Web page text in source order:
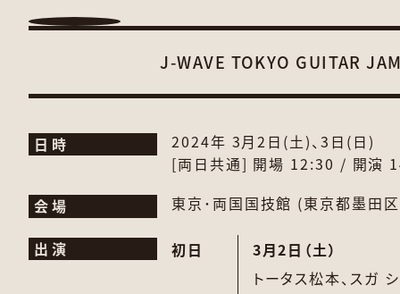
J-WAVE TOKYO GUITAR
日時
2024年 3月2日(土)、3日(日)
[両日共通] 開場 12:30 / 開演
会場
東京･両国国技館 (東京都墨
出演 初日
3月2日（土）
トータス松本、 スガ